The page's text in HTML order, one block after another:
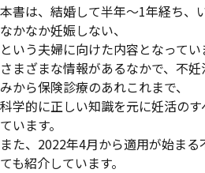
本書は、結婚して半年〜1年経ち、
なかなか妊娠しない、
という夫婦に向けた内容となってい
さまざまな情報があるなかで、不
みから保険診療のあれこれまで、
科学的に正しい知識を元に妊活の
ています。
また、2022年4月から適用が始ま
ても紹介しています。